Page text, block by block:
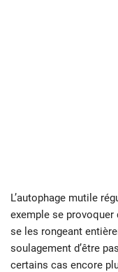
L’autophage mutile
exemple se
se les rongeant
soulagement d’être
certains cas encore